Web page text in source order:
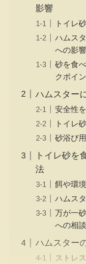
影響
トイレ
ハムス
への影響
砂を食
クポイ
ハムスター
安全性
トイレ
砂浴び
トイレ砂を
法
餌や環
ハムス
万が一
への相
ハムスター
ストレ